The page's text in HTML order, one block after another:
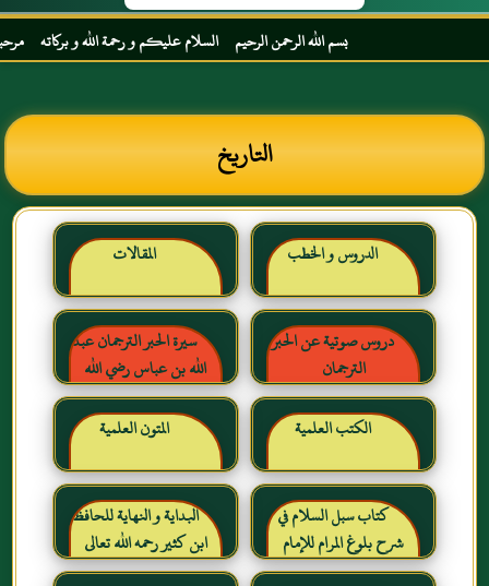
بسم الله الرحمن الرحيم السلام عليكم و رحمة الله و بركاته مرحبا
التاريخ
الدروس و الخطب المقالات
دروس صوتية عن الحبر
الترجمان
سيرة الحبر الترجمان عبد
الله بن عباس رضي الله
عنهما
الكتب العلمية
المتون العلمية
كتاب سبل السلام في
شرح بلوغ المرام للإمام
الصنعاني رحمه الله
البداية و النهاية للحافظ
ابن كثير رحمه الله تعالى